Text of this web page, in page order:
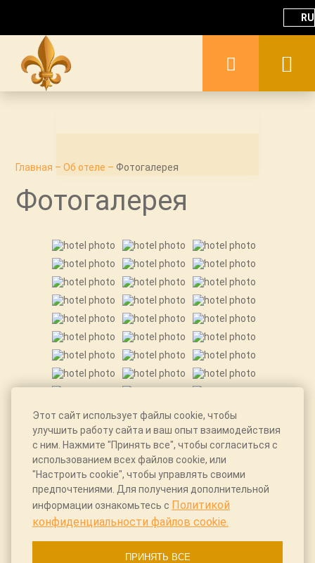
Этот сайт использует файлы cookie, чтобы
улучшить работу сайта и ваш опыт взаимодействия
с ним. Нажмите "Принять все", чтобы согласиться с
использованием всех файлов cookie, или
"Настроить cookie", чтобы управлять своими
предпочтениями. Для получения дополнительной
информации ознакомьтесь с Политикой
конфиденциальности файлов cookie.
ПРИНЯТЬ ВСЕ
RU
Главная –Об отеле –Фотогалерея
Фотогалерея